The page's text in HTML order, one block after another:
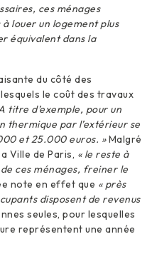
ces ménages
louer un logement plus
équivalent dans la
du côté des
le coût des travaux
titre d’exemple, pour un
thermique par l’extérieur se
et 25.000 euros. »Malgré
Ville de Paris, « le reste à
ces ménages, freiner le
note en effet que « près
disposent de revenus
seules, pour lesquelles
représentent une année